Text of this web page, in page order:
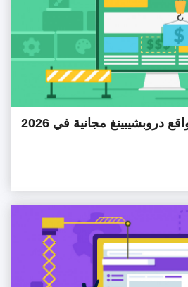
دروبشيبينغ مجانية في 2026